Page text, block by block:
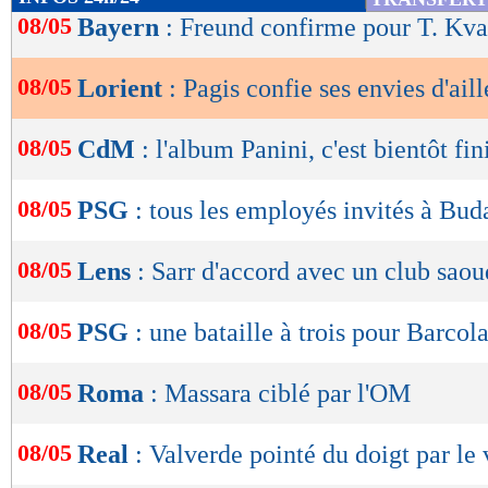
de
lecture
OK
08/05 Bayern : Freund confirme pour T.
08/05 Lorient : Pagis confie ses envies
08/05 CdM : l'album Panini, c'est bientôt
08/05 PSG : tous les employés invités à
08/05 Lens : Sarr d'accord avec un club
08/05 PSG : une bataille à trois pour
08/05 Roma : Massara ciblé par l'OM
08/05 Real : Valverde pointé du doigt par le